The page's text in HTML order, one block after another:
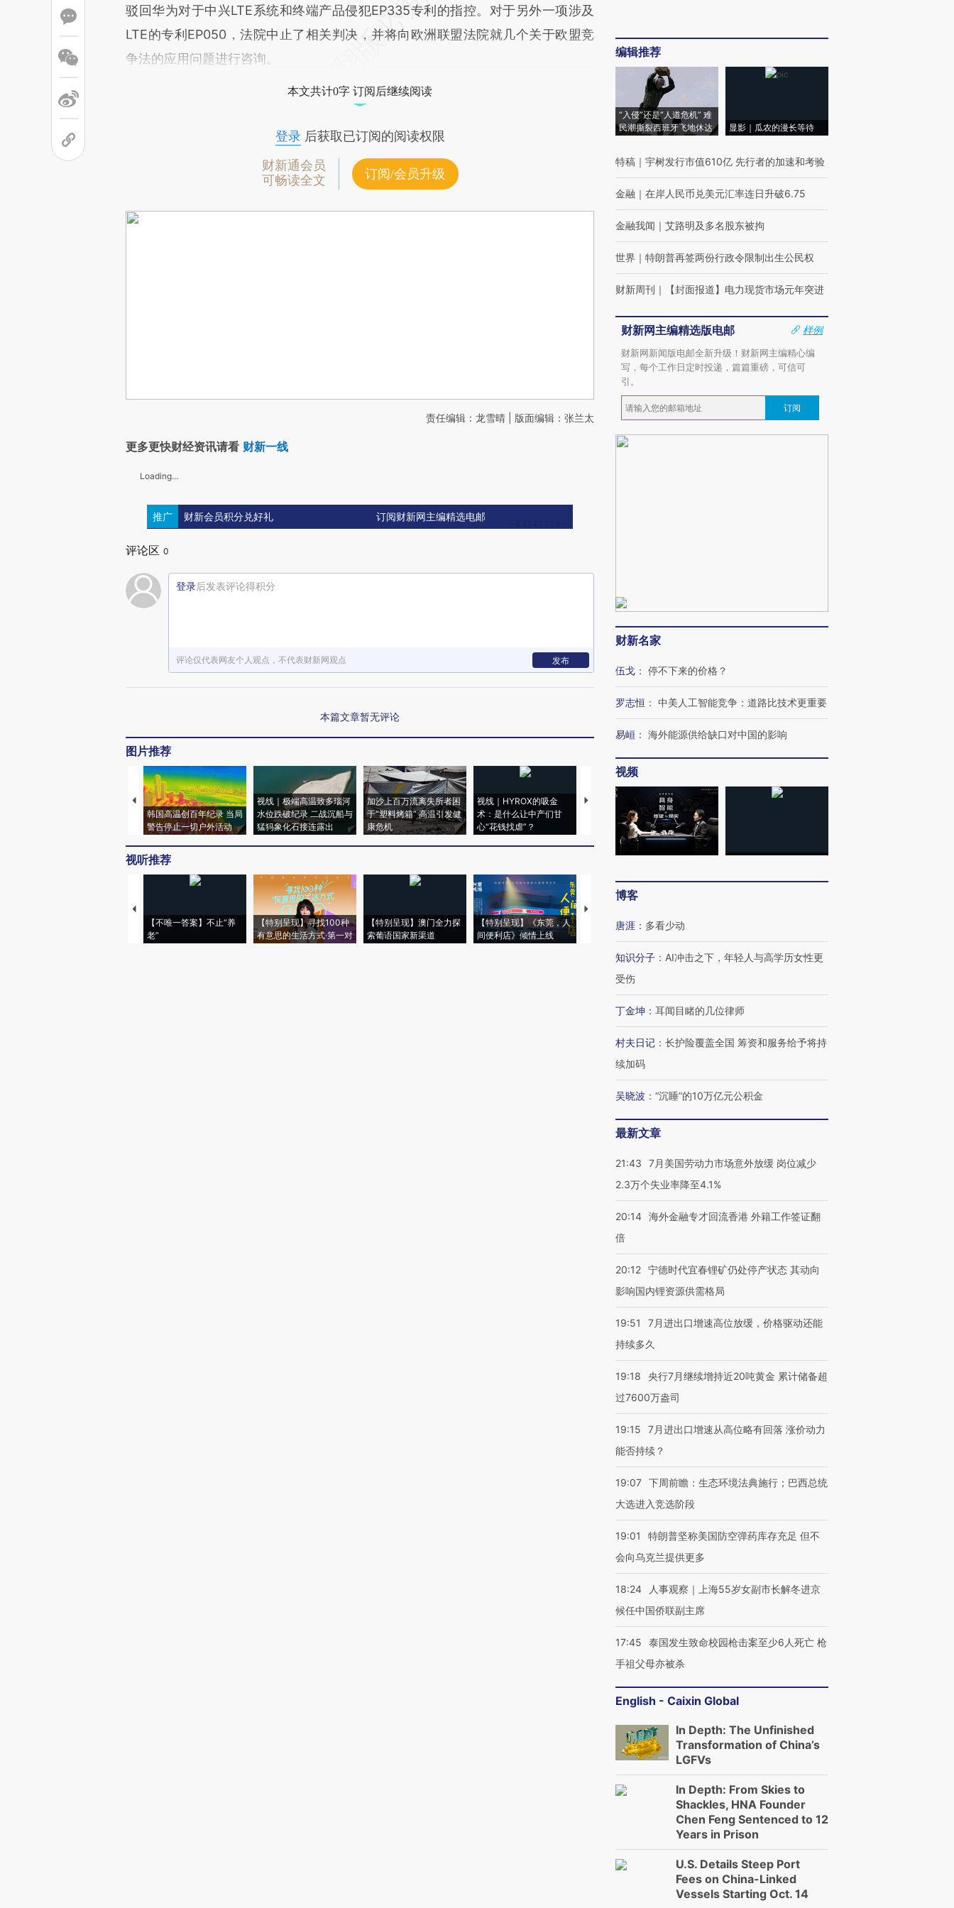
驳回华为对于中兴LTE系统和终端产品侵犯EP335专利的指控。对于另外一项涉及
LTE的专利EP050，法院中止了相关判决，并将向欧洲联盟法院就几个关于欧盟竞
争法的应用问题进行咨询。
本文共计0字 订阅后继续阅读
登录后获取已订阅的阅读权限
财新通会员
可畅读全文
订阅/会员升级
责任编辑：龙雪晴 | 版面编辑：张兰太
更多更快财经资讯请看 财新一线
Loading...
推广 财新会员积分兑好礼 订阅财新网主编精选电邮
评论区 0
登录后发表评论得积分
评论仅代表网友个人观点，不代表财新网观点 发布
本篇文章暂无评论
图片推荐
韩国高温创百年纪录 当局
警告停止一切户外活动
视线｜极端高温致多瑙河
水位跌破纪录 二战沉船与
猛犸象化石接连露出
加沙上百万流离失所者困
于“塑料烤箱” 高温引发健
康危机
视线｜HYROX的吸金
术：是什么让中产们甘
心“花钱找虐”？
马航飞行员跨国走私7万
粒摇头丸 尿检体内含3种
视线｜被称为“蟑螂”的印
度Z世代 用街头抗争将教
育部长拱下台
视听推荐
【不唯一答案】不止“养
老”
【特别呈现】寻找100种
有意思的生活方式·第一对
【特别呈现】澳门全力探
索葡语国家新渠道
【特别呈现】《东莞，人
间便利店》倾情上线
【推广】走进第四届链博
会，让数智科技“链”接产
编辑推荐
“入侵”还是“人道危机” 难
民潮撕裂西班牙飞地休达
显影｜瓜农的漫长等待
特稿 ｜ 宇树发行市值610亿 先行者的加速和考验
金融 ｜ 在岸人民币兑美元汇率连日升破6.75
金融我闻 ｜ 艾路明及多名股东被拘
世界 ｜ 特朗普再签两份行政令限制出生公民权
财新周刊 ｜ 【封面报道】电力现货市场元年突进
财新网主编精选版电邮
样例
财新网新闻版电邮全新升级！财新网主编精心编
写，每个工作日定时投递，篇篇重磅，可信可
引。
订阅
财新名家
伍戈 ： 停不下来的价格？
罗志恒 ： 中美人工智能竞争：道路比技术更重要
易峘 ： 海外能源供给缺口对中国的影响
视频
博客
唐涯 ： 多看少动
知识分子 ： AI冲击之下，年轻人与高学历女性更
受伤
丁金坤 ： 耳闻目睹的几位律师
村夫日记 ： 长护险覆盖全国 筹资和服务给予将持
续加码
吴晓波 ： “沉睡”的10万亿元公积金
最新文章
21:43
7月美国劳动力市场意外放缓 岗位减少
2.3万个失业率降至4.1%
20:14 海外金融专才回流香港 外籍工作签证翻
倍
20:12 宁德时代宜春锂矿仍处停产状态 其动向
影响国内锂资源供需格局
19:51
7月进出口增速高位放缓，价格驱动还能
持续多久
19:18
央行7月继续增持近20吨黄金 累计储备超
过7600万盎司
19:15
7月进出口增速从高位略有回落 涨价动力
能否持续？
19:07 下周前瞻：生态环境法典施行；巴西总统
大选进入竞选阶段
19:01
特朗普坚称美国防空弹药库存充足 但不
会向乌克兰提供更多
18:24
人事观察｜上海55岁女副市长解冬进京
候任中国侨联副主席
17:45
泰国发生致命校园枪击案至少6人死亡 枪
手祖父母亦被杀
English - Caixin Global
In Depth: The Unfinished
Transformation of China’s
LGFVs
In Depth: From Skies to
Shackles, HNA Founder
Chen Feng Sentenced to 12
Years in Prison
U.S. Details Steep Port
Fees on China-Linked
Vessels Starting Oct. 14